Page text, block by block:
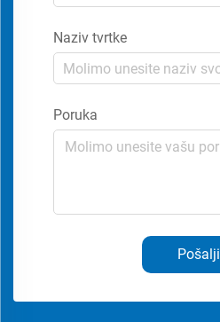
Naziv tvrtke
Poruka
Pošalji